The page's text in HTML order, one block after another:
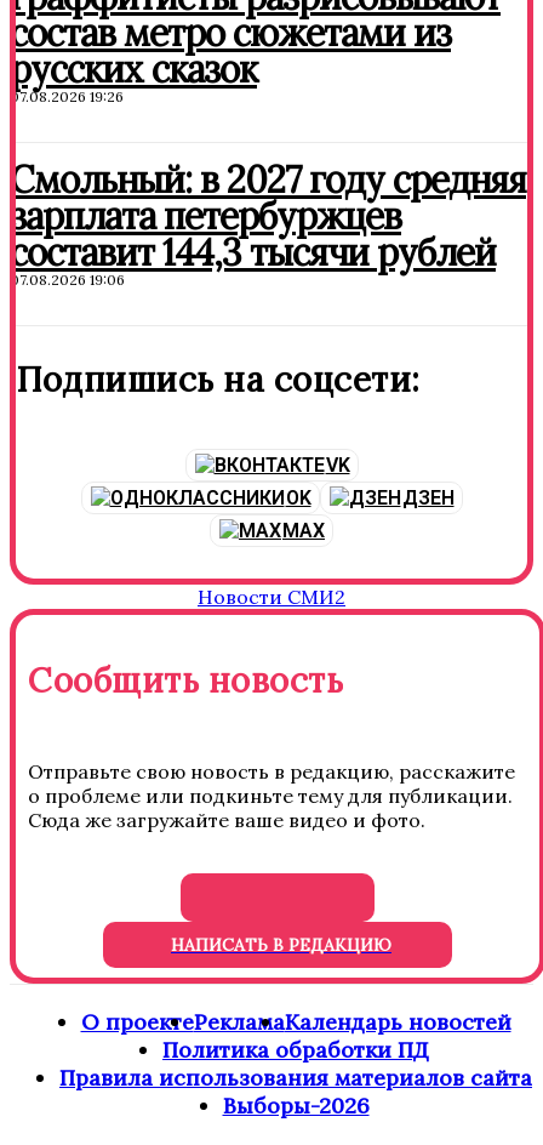
состав метро сюжетами из
русских сказок
07.08.2026 19:26
Смольный: в 2027 году средняя
зарплата петербуржцев
составит 144,3 тысячи рублей
07.08.2026 19:06
Подпишись на соцсети:
VK
OK
ДЗЕН
MAX
Новости СМИ2
Сообщить новость
Отправьте свою новость в редакцию, расскажите
о проблеме или подкиньте тему для публикации.
Сюда же загружайте ваше видео и фото.
НАПИСАТЬ В РЕДАКЦИЮ
О проектеРекламаКалендарь новостей
Политика обработки ПД
Правила использования материалов сайта
Выборы-2026